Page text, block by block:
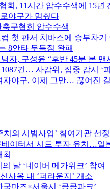
, 11시간 압수수색에 15년
야구가 멈췄다
축구협회 압수수색
첫 판서 치바스에 승부차기
8안타 무득점 완패
자, 구성윤 “후반 45분 본
건… 사감위, 집중 감시 ‘
야구, 이제 그만… 끊어진
의 시범사업’ 참여기관 선정
이터서 시드 투자 유치…일
날 ‘네이버 메가위크’ 참여
사옥 내 ‘퍼라운지’ 개소
마즈×서울시 ‘킁킁파크’